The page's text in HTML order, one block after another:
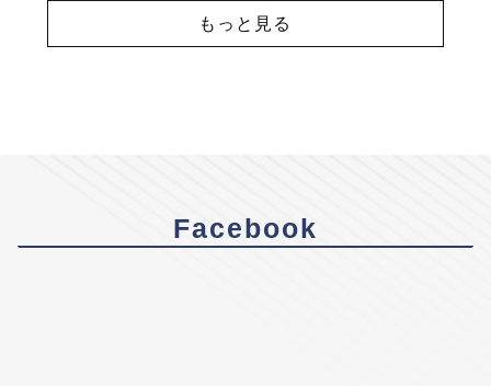
もっと見る
Facebook